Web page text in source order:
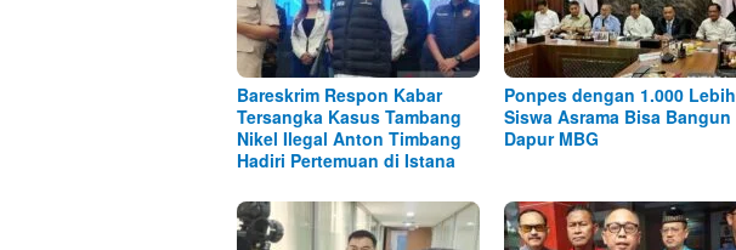
Bareskrim Respon Kabar
Tersangka Kasus Tambang
Nikel Ilegal Anton Timbang
Hadiri Pertemuan di Istana
Ponpes dengan 1.000 Lebih
Siswa Asrama Bisa Bangun
Dapur MBG